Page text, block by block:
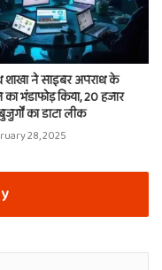
शाखा ने साइबर अपराध के
भंडाफोड़ किया, 20 हजार
का डाटा लीक
28, 2025